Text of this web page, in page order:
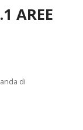
AREE
di